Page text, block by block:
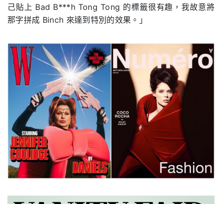
己貼上 Bad B***h Tong Tong 的標籤很有趣，我故意將
那字拼成 Binch 來達到特別的效果。」